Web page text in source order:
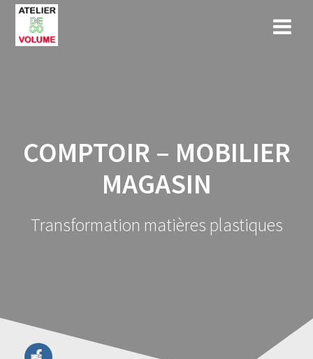
COMPTOIR – MOBILIER
MAGASIN
Transformation matières plastiques